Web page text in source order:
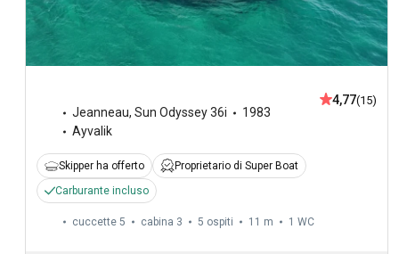
Jeanneau, Sun Odyssey 36i
1983
Ayvalik
4,77(15)
Skipper ha offerto
Proprietario di Super Boat
Carburante incluso
cuccette 5 cabina 3 5 ospiti 11 m 1 WC